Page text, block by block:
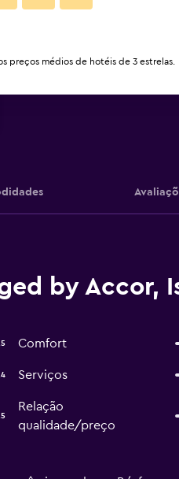
by Accor,
Comfort
Serviços
Relação
qualidade/preço
preços médios de hotéis de 3 estrelas.